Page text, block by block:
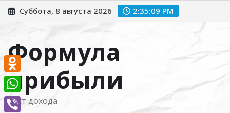
Перейти
к
Суббота, 8 августа 2026 2:35:10 PM
Формула
прибыли
Рост дохода
Odnoklassniki
WhatsApp